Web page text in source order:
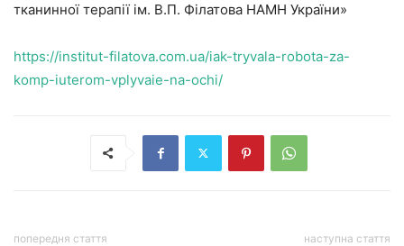
тканинної терапії ім. В.П. Філатова НАМН України»
https://institut-filatova.com.ua/iak-tryvala-robota-za-
komp-iuterom-vplyvaie-na-ochi/
попередня стаття наступна стаття